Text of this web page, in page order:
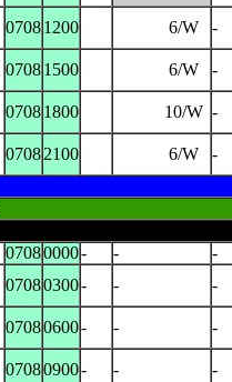
07081200 6/W -
07081500 6/W -
07081800 10/W -
07082100 6/W
-
07080000- -
-
07080300- - -
07080600- - -
07080900- - -